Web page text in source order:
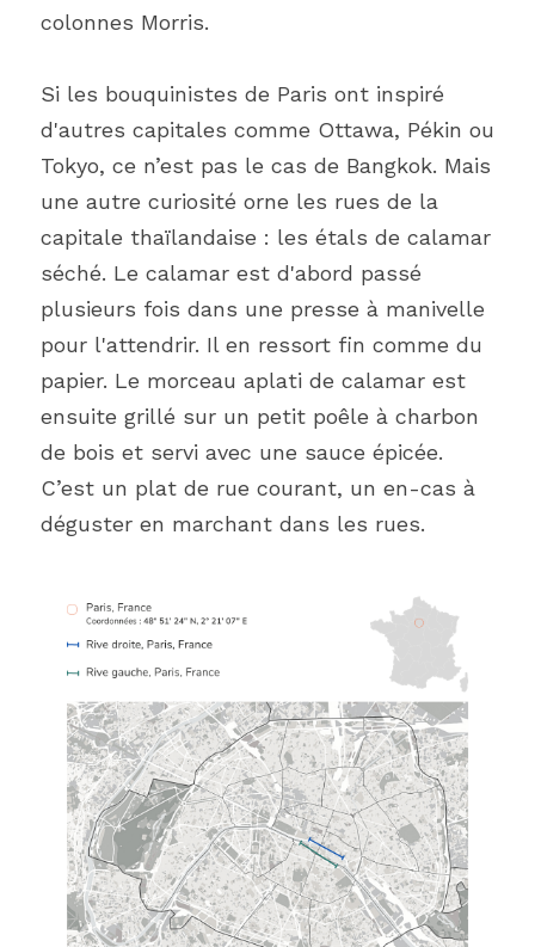
colonnes Morris.
Si les bouquinistes de Paris ont inspiré
d'autres capitales comme Ottawa, Pékin ou
Tokyo, ce n’est pas le cas de Bangkok. Mais
une autre curiosité orne les rues de la
capitale thaïlandaise : les étals de calamar
séché. Le calamar est d'abord passé
plusieurs fois dans une presse à manivelle
pour l'attendrir. Il en ressort fin comme du
papier. Le morceau aplati de calamar est
ensuite grillé sur un petit poêle à charbon
de bois et servi avec une sauce épicée.
C’est un plat de rue courant, un en-cas à
déguster en marchant dans les rues.